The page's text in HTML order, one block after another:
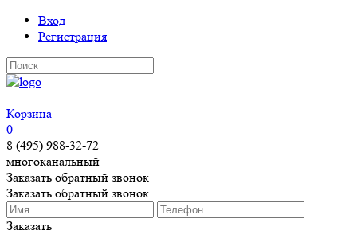
Вход
Регистрация
Корзина
0
8 (495) 988-32-72
многоканальный
Заказать обратный звонок
Заказать обратный звонок
Заказать